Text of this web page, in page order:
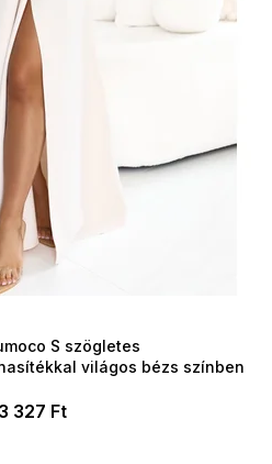
S szögletes
világos bézs színben
327 Ft